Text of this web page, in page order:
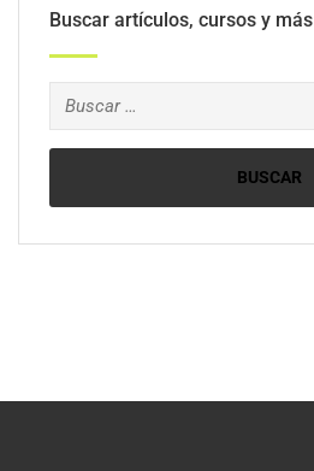
Buscar artículos, cursos y más